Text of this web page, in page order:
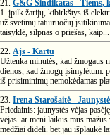
21. G&G Sindikatas - Tiems,
1. įpilk žarijų, kibirkštys iš
už svetimų tatuiruočių
taisyklė, silpnas o priešas, kaip...
22. Ajs - Kartu
Užtenka minutės, kad žmogaus
dienos, kad žmogų įsimylėtum.
iš prisiminimų nemokėdamas
23. Irena Starošaitė -
Priedainis: jaunystės vėjas
vėjas. ar meni laikus mus
medžiai dideli. bet jau išplaukė